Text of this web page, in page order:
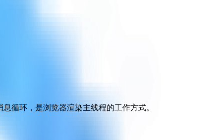
循环，是浏览器渲染主线程的工作方式。